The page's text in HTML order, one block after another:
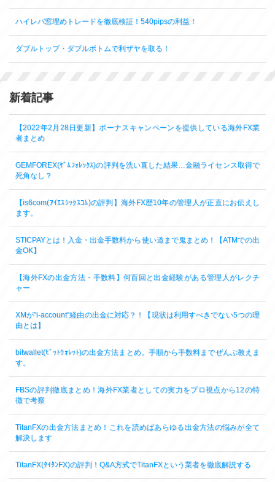
ハイレバ窓埋めトレードを徹底検証！540pipsの利益！
ダブルトップ・ダブルボトムで利ザヤを取る！
新着記事
【2022年2月28日更新】ボーナスキャンペーンを提供している海外FX業
者まとめ
GEMFOREX(ｹﾞﾑﾌｫﾚｯｸｽ)の評判を洗い直した結果…金融ライセンス取得で
死角なし？
【is6com(ｱｲｴｽｼｯｸｽｺﾑ)の評判】海外FX歴10年の管理人が正直にお伝えし
ます。
STICPAYとは！入金・出金手数料から使い道まで鬼まとめ！【ATMでの出
金OK】
【海外FXの出金方法・手数料】何百回と出金経験がある管理人がレクチ
ャー
XMが”i-account”経由の出金に対応？！【現状は利用すべきでない5つの理
由とは】
bitwallet(ﾋﾞｯﾄｳｫﾚｯﾄ)の出金方法まとめ。手順から手数料までぜんぶ教えま
す。
FBSの評判徹底まとめ！海外FX業者としての実力をプロ視点から12の特
徴で考察
TitanFXの出金方法まとめ！これを読めばあらゆる出金方法の悩みが全て
解決します
TitanFX(ﾀｲﾀﾝFX)の評判！Q&A方式でTitanFXという業者を徹底解説する